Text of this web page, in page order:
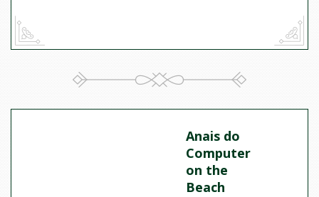
Anais do
Computer
on the
Beach